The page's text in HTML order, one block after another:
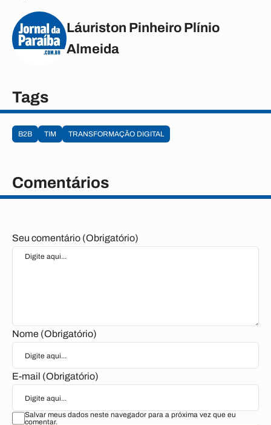
Láuriston Pinheiro Plínio
Almeida
Tags
B2B TIM TRANSFORMAÇÃO DIGITAL
Comentários
Seu comentário (Obrigatório)
Nome (Obrigatório)
E-mail (Obrigatório)
Salvar meus dados neste navegador para a próxima vez que eu
comentar.